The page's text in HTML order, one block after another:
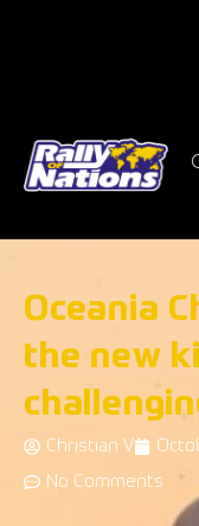
Oceania
the new
Christian V
No Comments